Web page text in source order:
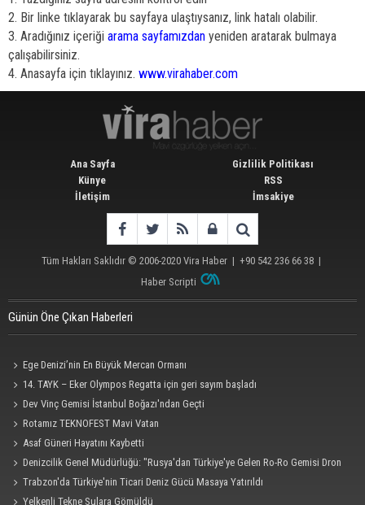
2. Bir linke tıklayarak bu sayfaya ulaştıysanız, link hatalı olabilir.
3. Aradığınız içeriği arama sayfamızdan yeniden aratarak bulmaya
çalışabilirsiniz.
4. Anasayfa için tıklayınız. www.virahaber.com
Ana Sayfa
Künye
İletişim
Gizlilik Politikası
RSS
İmsakiye
Tüm Hakları Saklıdır © 2006-2020 Vira Haber | +90 542 236 66 38 |
Haber Scripti
Günün Öne Çıkan Haberleri
Ege Denizi’nin En Büyük Mercan Ormanı
14. TAYK – Eker Olympos Regatta için geri sayım başladı
Dev Vinç Gemisi İstanbul Boğazı'ndan Geçti
Rotamız TEKNOFEST Mavi Vatan
Asaf Güneri Hayatını Kaybetti
Denizcilik Genel Müdürlüğü: "Rusya'dan Türkiye'ye Gelen Ro-Ro Gemisi Dron
Saldırısına Uğradı"
Trabzon'da Türkiye'nin Ticari Deniz Gücü Masaya Yatırıldı
Yelkenli Tekne Sulara Gömüldü